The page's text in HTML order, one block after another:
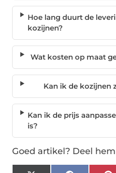
Hoe lang duurt de
kozijnen?
Wat kosten op maat
Kan ik de kozijnen
Kan ik de prijs
is?
Goed artikel? Deel